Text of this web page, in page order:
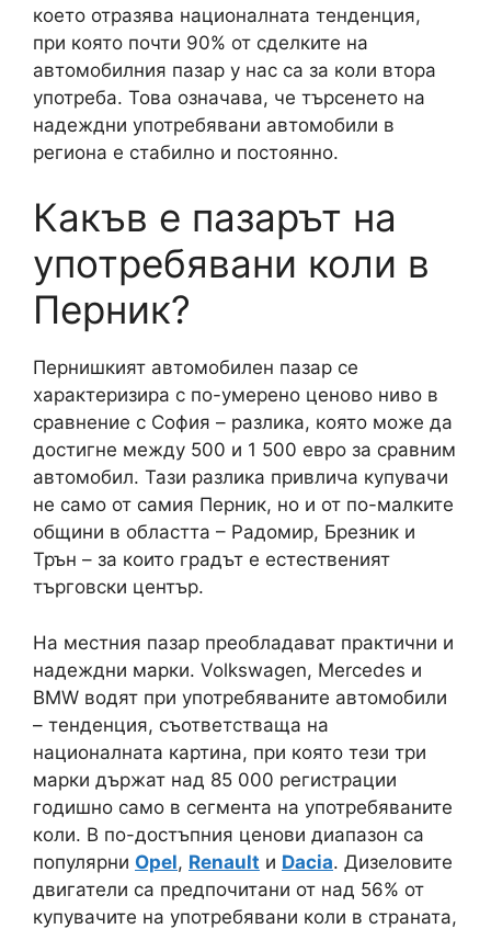
което отразява националната тенденция,
при която почти 90% от сделките на
автомобилния пазар у нас са за коли втора
употреба. Това означава, че търсенето на
надеждни употребявани автомобили в
региона е стабилно и постоянно.
Какъв е пазарът на
употребявани коли в
Перник?
Пернишкият автомобилен пазар се
характеризира с по-умерено ценово ниво в
сравнение с София – разлика, която може да
достигне между 500 и 1 500 евро за сравним
автомобил. Тази разлика привлича купувачи
не само от самия Перник, но и от по-малките
общини в областта – Радомир, Брезник и
Трън – за които градът е естественият
търговски център.
На местния пазар преобладават практични и
надеждни марки. Volkswagen, Mercedes и
BMW водят при употребяваните автомобили
– тенденция, съответстваща на
националната картина, при която тези три
марки държат над 85 000 регистрации
годишно само в сегмента на употребяваните
коли. В по-достъпния ценови диапазон са
популярни Opel, Renault и Dacia. Дизеловите
двигатели са предпочитани от над 56% от
купувачите на употребявани коли в страната,